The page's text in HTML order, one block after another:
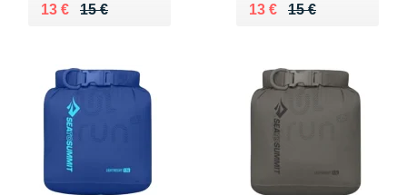
15 €
Au lieu de 15 €
13 €
Vendu 13 € 15 €
Au lieu de 15 €
13 €
Vendu 13 €